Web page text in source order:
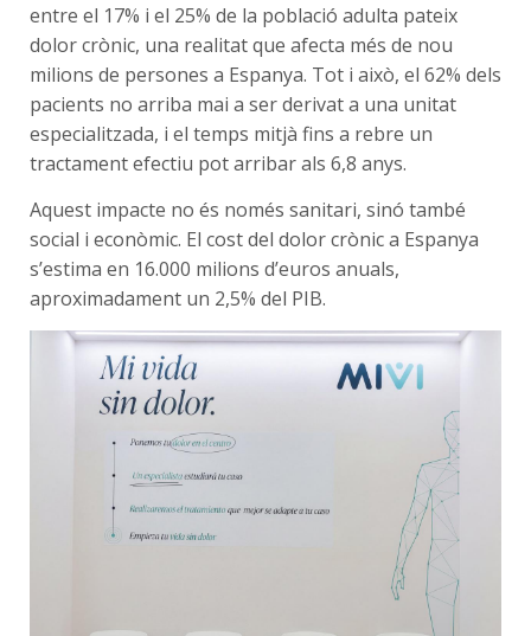
entre el 17% i el 25% de la població adulta pateix
dolor crònic, una realitat que afecta més de nou
milions de persones a Espanya. Tot i això, el 62% dels
pacients no arriba mai a ser derivat a una unitat
especialitzada, i el temps mitjà fins a rebre un
tractament efectiu pot arribar als 6,8 anys.
Aquest impacte no és només sanitari, sinó també
social i econòmic. El cost del dolor crònic a Espanya
s’estima en 16.000 milions d’euros anuals,
aproximadament un 2,5% del PIB.